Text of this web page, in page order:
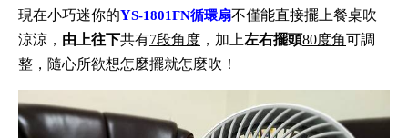
現在小巧迷你的YS-1801FN循環扇不僅能直接擺上餐桌吹
涼涼， 由上往下共有7段角度 ，加上左右擺頭80度角可調
整，隨心所欲想怎麼擺就怎麼吹！